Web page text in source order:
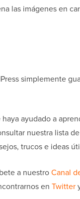
las imágenes en
simplemente
ayudado a
nuestra lista
trucos e ideas
a nuestroCanal
en Twitter